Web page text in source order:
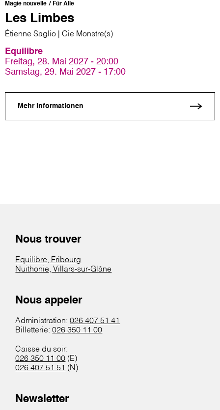
Magie nouvelle Für Alle
Les Limbes
Étienne Saglio | Cie Monstre(s)
Equilibre
Freitag, 28. Mai 2027 - 20:00
Samstag, 29. Mai 2027 - 17:00
Mehr Informationen
Nous trouver
Equilibre, Fribourg
Nuithonie, Villars-sur-Glâne
Nous appeler
Administration:026 407 51 41
Billetterie:026 350 11 00
Caisse du soir:
026 350 11 00 (E)
026 407 51 51 (N)
Newsletter